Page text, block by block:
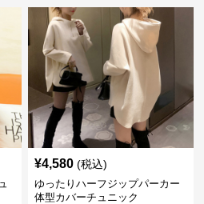
¥4,580 (税込)
ゆったりハーフジップパーカー
体型カバーチュニック